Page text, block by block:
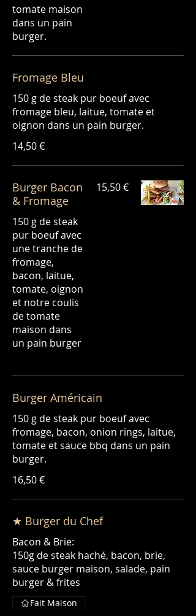
tomate maison
dans un pain
Fromage Bleu
150 g de steak pur boeuf avec
fromage bleu, laitue, tomate et
14,50 €
Burger Bacon
& Fromage
150 g de steak
pur boeuf avec
une tranche de
fromage,
bacon, laitue,
tomate, oignon
et notre coulis
de tomate
maison dans
un pain burger.
15,50 €
Burger Américain
150 g de steak pur boeuf avec
fromage, bacon, onion rings, laitue,
tomate et sauce bbq dans un pain
16,50 €
★ Burger du Chef
Bacon & Brie:
150g de steak haché, bacon, brie,
sauce burger maison, salade, pain
burger & frites
Fait Maison